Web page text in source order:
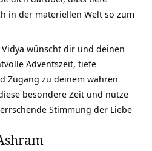
in der materiellen Welt so zum
Vidya wünscht dir und deinen
Adventszeit, tiefe
Zugang zu deinem wahren
besondere Zeit und nutze
Stimmung der Liebe